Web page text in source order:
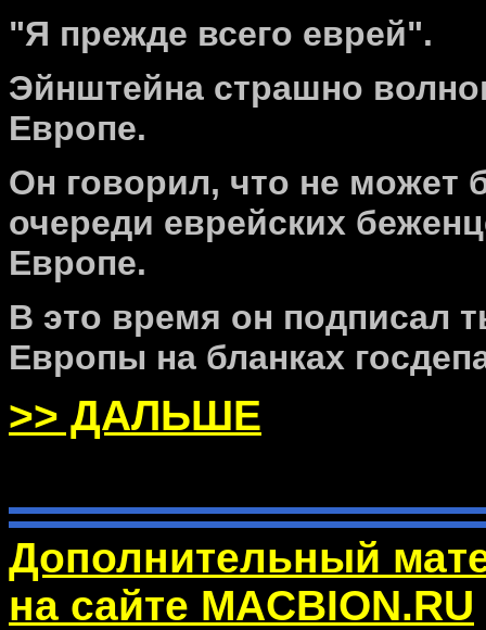
"Я прежде всего еврей".
Эйнштейна страшно
Европе.
Он говорил, что не может
очереди еврейских
Европе.
В это время он подписал
Европы на бланках
>> ДАЛЬШЕ
Дополнительный
на сайте MACBION.RU